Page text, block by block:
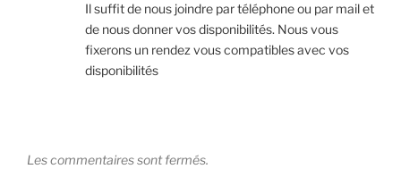
Il suffit de nous joindre par téléphone ou par mail et
de nous donner vos disponibilités. Nous vous
fixerons un rendez vous compatibles avec vos
disponibilités
Les commentaires sont fermés.